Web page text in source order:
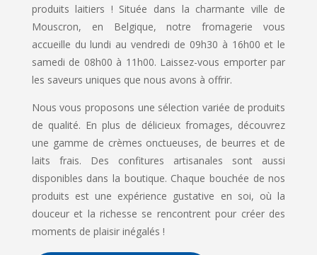
produits laitiers ! Située dans la charmante ville de
Mouscron, en Belgique, notre fromagerie vous
accueille du lundi au vendredi de 09h30 à 16h00 et le
samedi de 08h00 à 11h00. Laissez-vous emporter par
les saveurs uniques que nous avons à offrir.
Nous vous proposons une sélection variée de produits
de qualité. En plus de délicieux fromages, découvrez
une gamme de crèmes onctueuses, de beurres et de
laits frais. Des confitures artisanales sont aussi
disponibles dans la boutique. Chaque bouchée de nos
produits est une expérience gustative en soi, où la
douceur et la richesse se rencontrent pour créer des
moments de plaisir inégalés !